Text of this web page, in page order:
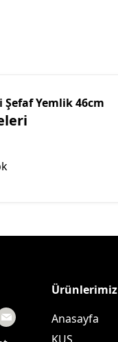
Yemlik 46cm
Ürünlerimiz
Anasayfa